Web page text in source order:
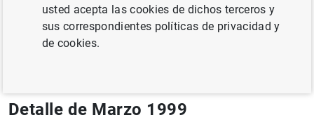
Marzo 1999 (2MB)
Detalle de Marzo 1999
usted acepta las cookies de dichos terceros y
sus correspondientes políticas de privacidad y
de cookies.